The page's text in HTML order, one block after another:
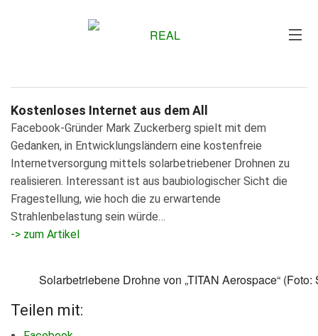
Kostenloses Internet aus dem All
Facebook-Gründer Mark Zuckerberg spielt mit dem
Gedanken, in Entwicklungsländern eine kostenfreie
Internetversorgung mittels solarbetriebener Drohnen zu
realisieren. Interessant ist aus baubiologischer Sicht die
Fragestellung, wie hoch die zu erwartende
Strahlenbelastung sein würde…
-> zum Artikel
Solarbetriebene Drohne von „TITAN Aerospace“
Teilen mit: